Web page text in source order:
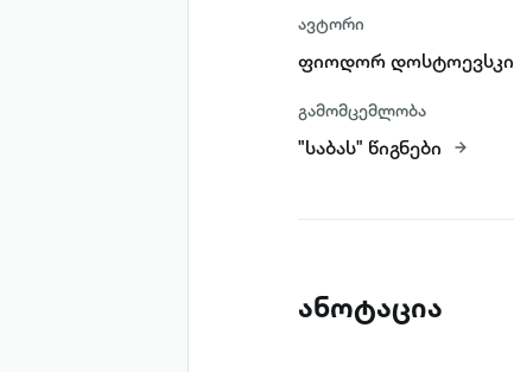
ავტორი
ფიოდორ დოსტოევსკი
გამომცემლობა
"საბას" წიგნები
ანოტაცია